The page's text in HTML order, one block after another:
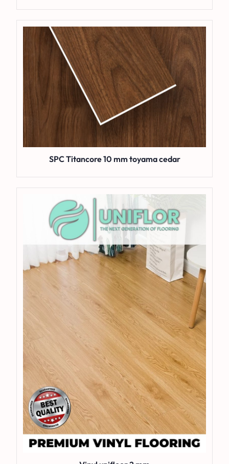
SPC Titancore 10 mm toyama cedar